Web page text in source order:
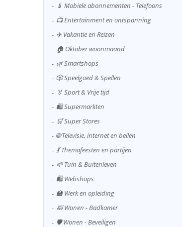
📱 Mobiele abonnementen - Telefoons
📺 Entertainment en ontspanning
✈️ Vakantie en Reizen
🏠 Oktober woonmaand
🌿 Smartshops
🎲 Speelgoed & Spellen
🏅 Sport & Vrije tijd
🛍️ Supermarkten
🛒 Super Stores
🌐 Televisie, internet en bellen
💃 Themafeesten en partijen
🌱 Tuin & Buitenleven
🛍️ Webshops
🏫 Werk en opleiding
🛀 Wonen - Badkamer
🛡️ Wonen - Beveiligen